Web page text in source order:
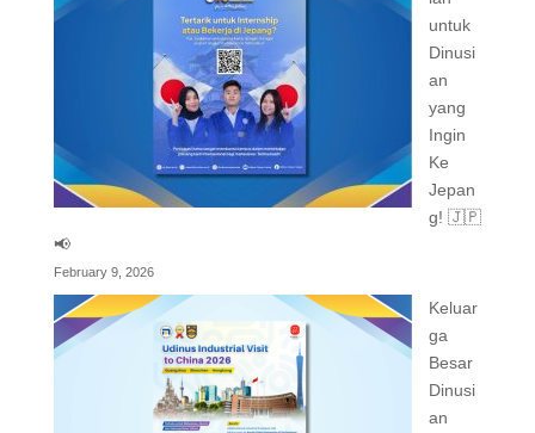
untuk
Dinusi
an
yang
Ingin
Ke
Jepan
g! 🇯🇵
📢
February 9, 2026
Keluar
ga
Besar
Dinusi
an